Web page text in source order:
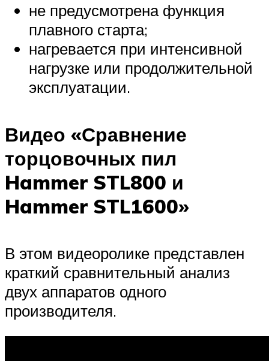
не предусмотрена функция
плавного старта;
нагревается при интенсивной
нагрузке или продолжительной
эксплуатации.
Видео «Сравнение
торцовочных пил
Hammer STL800 и
Hammer STL1600»
В этом видеоролике представлен
краткий сравнительный анализ
двух аппаратов одного
производителя.